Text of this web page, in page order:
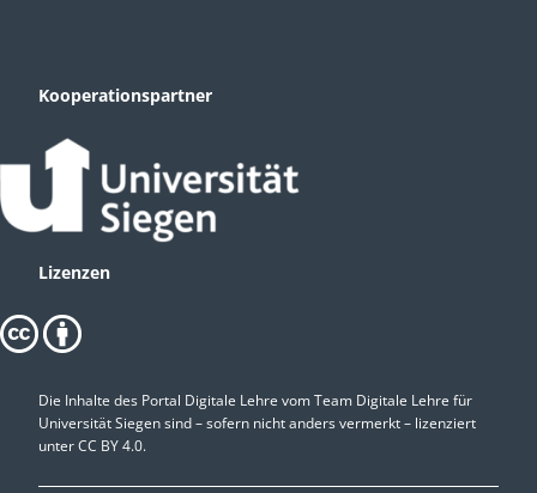
Kooperationspartner
Lizenzen
Die Inhalte des Portal Digitale Lehre vom Team Digitale Lehre für
Universität Siegen sind – sofern nicht anders vermerkt – lizenziert
unterCC BY 4.0.